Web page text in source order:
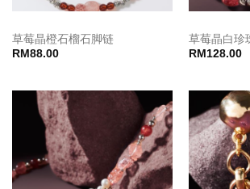
草莓晶橙石榴石脚链
RM 88.00
草莓晶白珍
RM 128.00